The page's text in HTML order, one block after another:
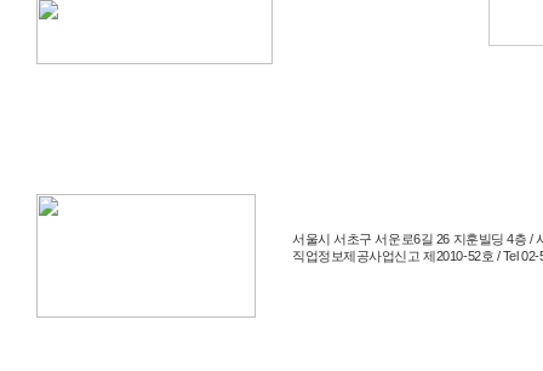
서울시 서초구 서운로6길 26 지훈빌딩 4층 /
직업정보제공사업신고 제2010-52호 / Tel